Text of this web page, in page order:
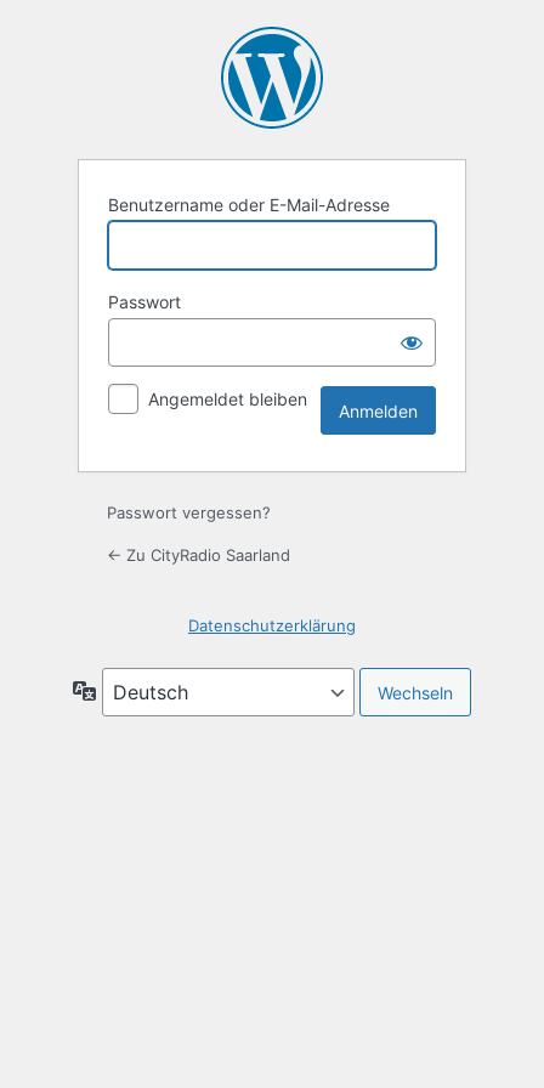
Benutzername oder E-Mail-Adresse
Passwort
Angemeldet bleiben
Passwort vergessen?
← Zu CityRadio Saarland
Datenschutzerklärung
Sprache